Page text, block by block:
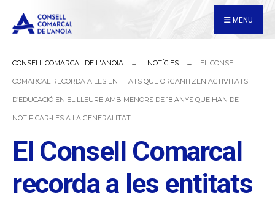
MENU
CONSELL COMARCAL DE L'ANOIA NOTÍCIES EL CONSELL
COMARCAL RECORDA A LES ENTITATS QUE ORGANITZEN ACTIVITATS
D’EDUCACIÓ EN EL LLEURE AMB MENORS DE 18 ANYS QUE HAN DE
NOTIFICAR-LES A LA GENERALITAT
El Consell Comarcal
recorda a les entitats